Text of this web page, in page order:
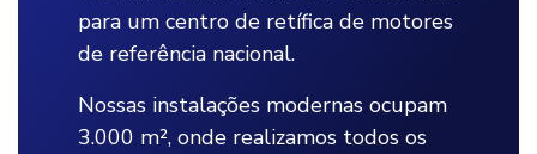
para um centro de retífica de motores
de referência nacional.
Nossas instalações modernas ocupam
3.000 m², onde realizamos todos os